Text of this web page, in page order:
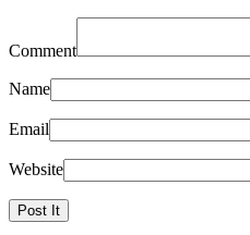
Comment
Name
Email
Website